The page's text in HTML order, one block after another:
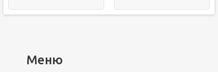
Меню